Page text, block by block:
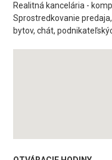
Realitná kancelária -
Sprostredkovanie
bytov, chát,